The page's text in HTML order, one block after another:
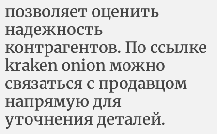
позволяет оценить
надежность
контрагентов. По ссылке
kraken onion можно
связаться с продавцом
напрямую для
уточнения деталей.